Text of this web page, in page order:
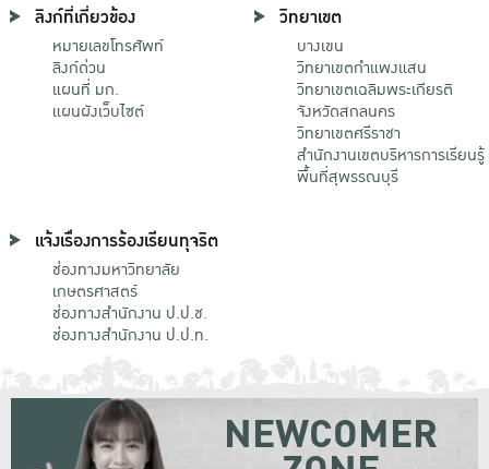
ลิงก์ที่เกี่ยวข้อง
หมายเลขโทรศัพท์
ลิงก์ด่วน
แผนที่ มก.
แผนผังเว็บไซต์
วิทยาเขต
บางเขน
วิทยาเขตกําแพงแสน
วิทยาเขตเฉลิมพระเกียรติ
จังหวัดสกลนคร
วิทยาเขตศรีราชา
สำนักงานเขตบริหารการเรียนรู้
พื้นที่สุพรรณบุรี
แจ้งเรื่องการร้องเรียนทุจริต
ช่องทางมหาวิทยาลัย
เกษตรศาสตร์
ช่องทางสำนักงาน ป.ป.ช.
ช่องทางสำนักงาน ป.ป.ท.
NEWCOMER